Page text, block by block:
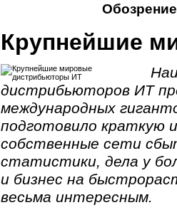
Крупнейшие
дистрибьюторов ИТ
международных
подготовило краткую
собственные сети
статистики, дела у
и бизнес на
весьма интересным.